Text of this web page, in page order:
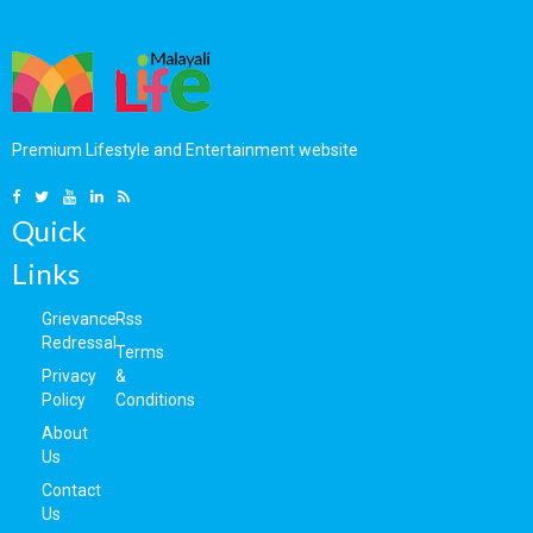
Premium Lifestyle and Entertainment website
Quick
Links
Grievance
Redressal
Privacy
Policy
About
Us
Contact
Us
Rss
Terms
&
Conditions